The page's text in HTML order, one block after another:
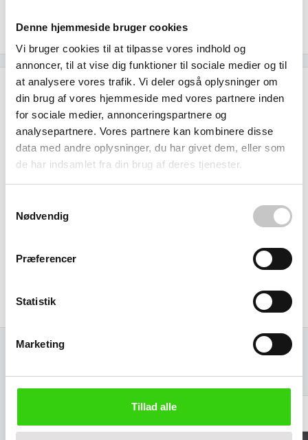
Denne hjemmeside bruger cookies
Vi bruger cookies til at tilpasse vores indhold og
annoncer, til at vise dig funktioner til sociale medier og til
at analysere vores trafik. Vi deler også oplysninger om
din brug af vores hjemmeside med vores partnere inden
for sociale medier, annonceringspartnere og
analysepartnere. Vores partnere kan kombinere disse
data med andre oplysninger, du har givet dem, eller som
de har indsamlet fra din brug af deres tjenester.
Nødvendig
Præferencer
Statistik
Marketing
Tillad alle
med materialer, de kan stole på i den daglige drift.
Specifikationer
Kapacitet
54liter
Max:
Relaterede varer